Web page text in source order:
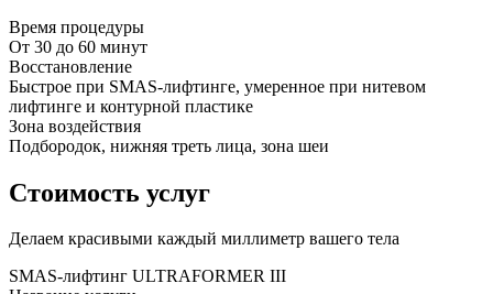
Время процедуры
От 30 до 60 минут
Восстановление
Быстрое при SMAS-лифтинге, умеренное при нитевом
лифтинге и контурной пластике
Зона воздействия
Подбородок, нижняя треть лица, зона шеи
Стоимость услуг
Делаем красивыми каждый миллиметр вашего тела
SMAS-лифтинг ULTRAFORMER III